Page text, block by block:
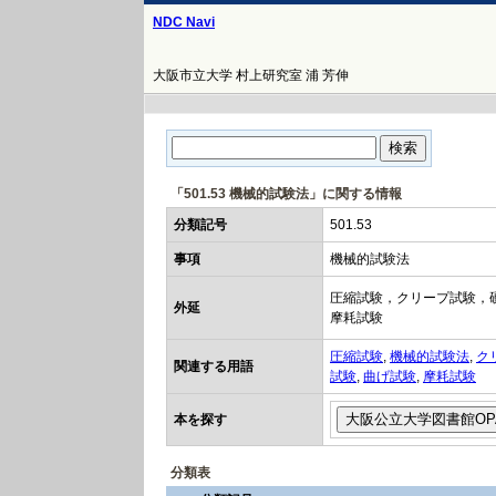
NDC Navi
大阪市立大学 村上研究室 浦 芳伸
「501.53 機械的試験法」に関する情報
分類記号
501.53
事項 機械的試験法
外延
圧縮試験，クリープ試験，
摩耗試験
関連する用語
圧縮試験, 機械的試験法, ク
試験, 曲げ試験, 摩耗試験
本を探す
分類表